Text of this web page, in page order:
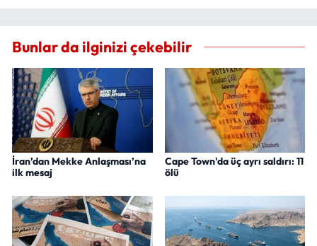
Bunlar da ilginizi çekebilir
İran’dan Mekke Anlaşması’na
ilk mesaj
Cape Town'da üç ayrı saldırı: 11
ölü